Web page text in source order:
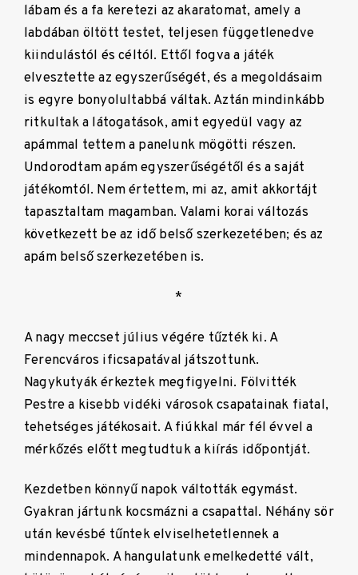
lábam és a fa keretezi az akaratomat, amely a
labdában öltött testet, teljesen függetlenedve
kiindulástól és céltól. Ettől fogva a játék
elvesztette az egyszerűségét, és a megoldásaim
is egyre bonyolultabbá váltak. Aztán mindinkább
ritkultak a látogatások, amit egyedül vagy az
apámmal tettem a panelunk mögötti részen.
Undorodtam apám egyszerűségétől és a saját
játékomtól. Nem értettem, mi az, amit akkortájt
tapasztaltam magamban. Valami korai változás
következett be az idő belső szerkezetében; és az
apám belső szerkezetében is.
*
A nagy meccset július végére tűzték ki. A
Ferencváros ificsapatával játszottunk.
Nagykutyák érkeztek megfigyelni. Fölvitték
Pestre a kisebb vidéki városok csapatainak fiatal,
tehetséges játékosait. A fiúkkal már fél évvel a
mérkőzés előtt megtudtuk a kiírás időpontját.
Kezdetben könnyű napok váltották egymást.
Gyakran jártunk kocsmázni a csapattal. Néhány sör
után kevésbé tűntek elviselhetetlennek a
mindennapok. A hangulatunk emelkedetté vált,